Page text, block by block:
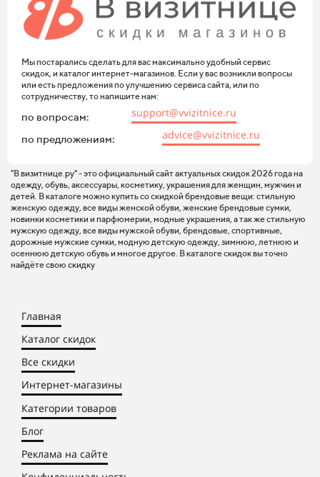
Мы постарались сделать для вас максимально удобный сервис
скидок, и каталог интернет-магазинов. Если у вас возникли вопросы
или есть предложения по улучшению сервиса сайта, или по
сотрудничеству, то напишите нам:
по вопросам: support@vvizitnice.ru
по предложениям: advice@vvizitnice.ru
"В визитнице.ру" - это официальный сайт актуальных скидок 2026 года на
одежду, обувь, аксессуары, косметику, украшения для женщин, мужчин и
детей. В каталоге можно купить со скидкой брендовые вещи: стильную
женскую одежду, все виды женской обуви, женские брендовые сумки,
новинки косметики и парфюмерии, модные украшения, а так же стильную
мужскую одежду, все виды мужской обуви, брендовые, спортивные,
дорожные мужские сумки, модную детскую одежду, зимнюю, летнюю и
осеннюю детскую обувь и многое другое. В каталоге скидок вы точно
найдёте свою скидку
Главная
Каталог скидок
Все скидки
Интернет-магазины
Категории товаров
Блог
Реклама на сайте